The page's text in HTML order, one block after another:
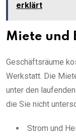
erklärt
Miete und
Geschäftsräume
Werkstatt. Die
unter den
die Sie nicht
Strom und